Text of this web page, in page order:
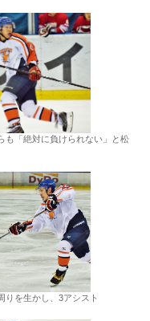
も「絶対に負けられない」と松
りを生かし、3アシスト